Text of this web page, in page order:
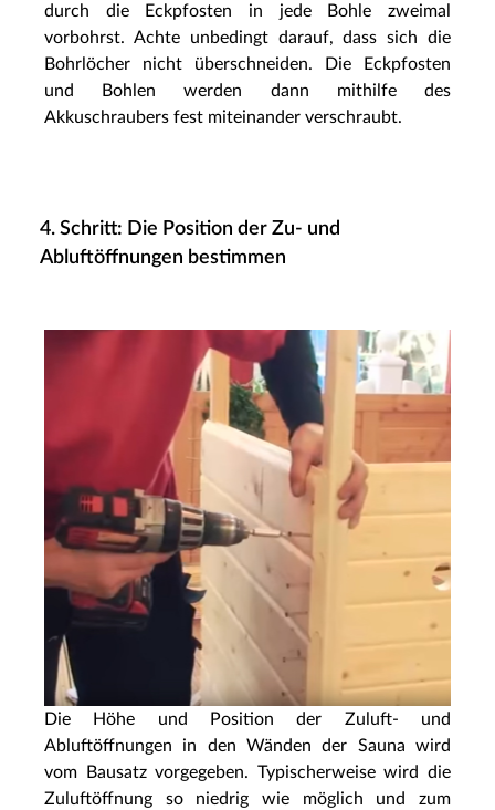
durch die Eckpfosten in jede Bohle zweimal
vorbohrst. Achte unbedingt darauf, dass sich die
Bohrlöcher nicht überschneiden. Die Eckpfosten
und Bohlen werden dann mithilfe des
Akkuschraubers fest miteinander verschraubt.
4. Schritt: Die Position der Zu- und
Abluftöffnungen bestimmen
Die Höhe und Position der Zuluft- und
Abluftöffnungen in den Wänden der Sauna wird
vom Bausatz vorgegeben. Typischerweise wird die
Zuluftöffnung so niedrig wie möglich und zum